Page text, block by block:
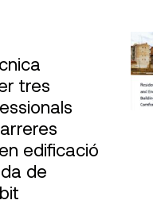
tres
edificació
de